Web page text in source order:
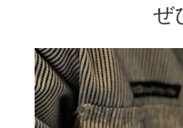
ぜ